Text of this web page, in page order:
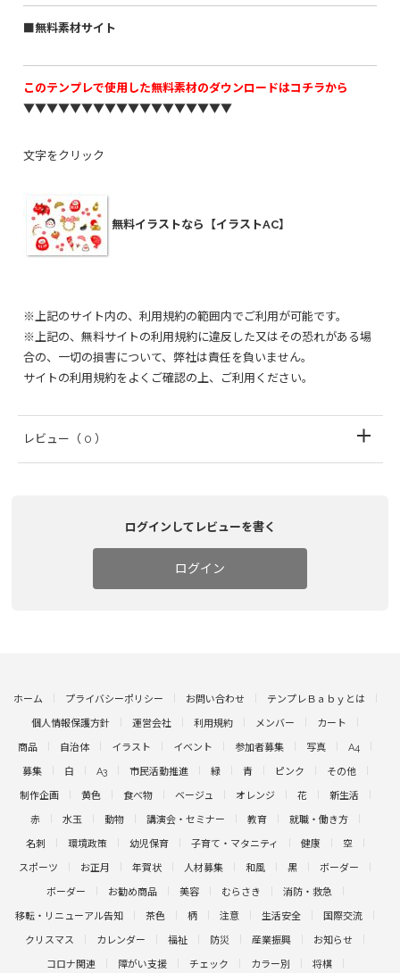
■無料素材サイト
このテンプレで使用した無料素材のダウンロードはコチラから
▼▼▼▼▼▼▼▼▼▼▼▼▼▼▼▼▼▼
文字をクリック
無料イラストなら【イラストAC】
※上記のサイト内の、利用規約の範囲内でご利用が可能です。
※上記の、無料サイトの利用規約に違反した又はその恐れがある場
合の、一切の損害について、弊社は責任を負いません。
サイトの利用規約をよくご確認の上、ご利用ください。
レビュー （ 0 ）
ログインしてレビューを書く
ログイン
ホーム プライバシーポリシー お問い合わせ テンプレＢａｂｙとは
個人情報保護方針 運営会社 利用規約 メンバー カート
商品 自治体 イラスト イベント 参加者募集 写真 A4
募集 白 A3 市民活動推進 緑 青 ピンク その他
制作企画 黄色 食べ物 ベージュ オレンジ 花 新生活
赤 水玉 動物 講演会・セミナー 教育 就職・働き方
名刺 環境政策 幼児保育 子育て・マタニティ 健康 空
スポーツ お正月 年賀状 人材募集 和風 黒 ボーダー
ボーダー お勧め商品 美容 むらさき 消防・救急
移転・リニューアル告知 茶色 柄 注意 生活安全 国際交流
クリスマス カレンダー 福祉 防災 産業振興 お知らせ
コロナ関連 障がい支援 チェック カラー別 将棋